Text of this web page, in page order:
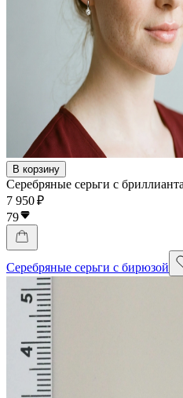
В корзину
Серебряные серьги с
7 950 ₽
79
Серебряные серьги с бирюзой